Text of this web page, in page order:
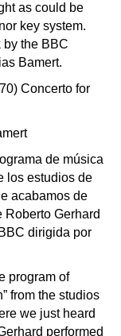
as could be
key system.
by the BBC
Bamert.
Concerto for
de música
los estudios de
acabamos de
Gerhard
dirigida por
program of
from the studios
we just heard
performed